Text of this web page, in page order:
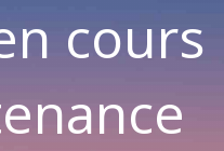
cours